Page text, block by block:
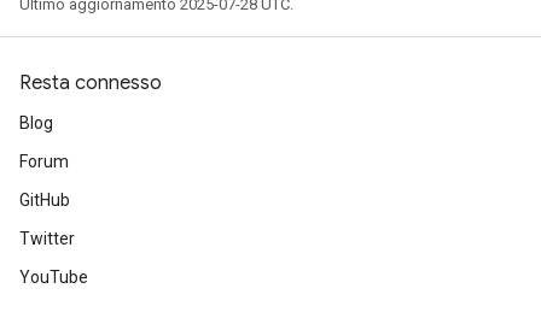
Ultimo aggiornamento 2025-07-28 UTC.
Resta connesso
Blog
Forum
GitHub
Twitter
YouTube